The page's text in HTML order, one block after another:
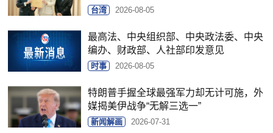
台湾 2026-08-05
最高法、中央组织部、中央政法委、中央
编办、财政部、人社部印发意见
时事 2026-08-05
特朗普手握全球最强军力却无计可施，外
媒揭美伊战争“无解三选一”
新闻解画 2026-07-31